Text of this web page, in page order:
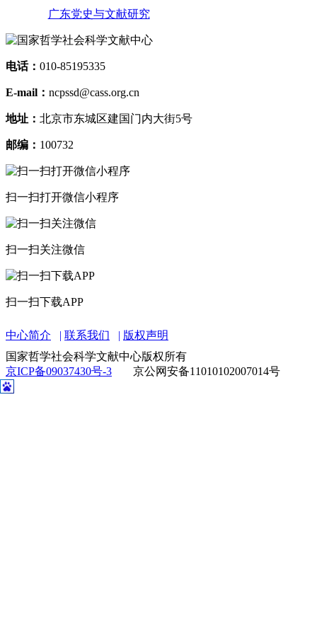
广东党史与文献研究
电话： 010-85195335
E-mail： ncpssd@cass.org.cn
地址： 北京市东城区建国门内大街5号
邮编： 100732
扫一扫打开微信小程序
扫一扫关注微信
扫一扫下载APP
中心简介 联系我们
版权声明
国家哲学社会科学文献中心版权所有
京ICP备09037430号-3
京公网安备11010102007014号